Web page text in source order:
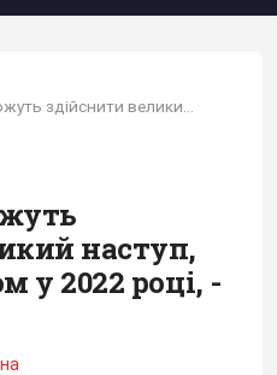
наступ,
у 2022 році, -